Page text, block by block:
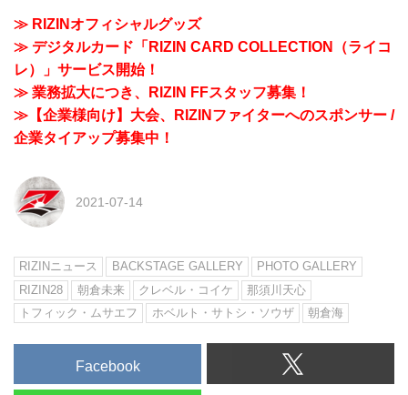
≫ RIZINオフィシャルグッズ
≫ デジタルカード「RIZIN CARD COLLECTION（ライコ
レ）」サービス開始！
≫ 業務拡大につき、RIZIN FFスタッフ募集！
≫【企業様向け】大会、RIZINファイターへのスポンサー /
企業タイアップ募集中！
2021-07-14
RIZINニュース BACKSTAGE GALLERY
PHOTO GALLERY
RIZIN28
朝倉未来 クレベル・コイケ
那須川天心
トフィック・ムサエフ
ホベルト・サトシ・ソウザ 朝倉海
Facebook